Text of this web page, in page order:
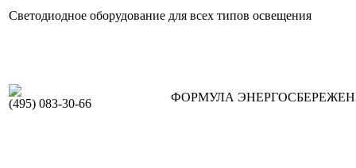
Светодиодное оборудование для всех типов освещения
(495) 083-30-66 ФОРМУЛА